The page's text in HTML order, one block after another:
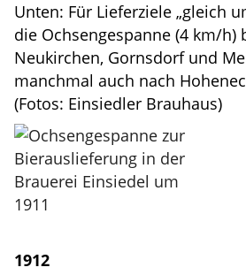
Unten: Für Lieferziele „gleich
die Ochsengespanne (4 km/h)
Neukirchen, Gornsdorf und
manchmal auch nach
(Fotos: Einsiedler Brauhaus)
1912